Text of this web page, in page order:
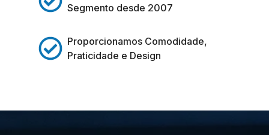
Segmento desde 2007
Proporcionamos Comodidade,
Praticidade e Design